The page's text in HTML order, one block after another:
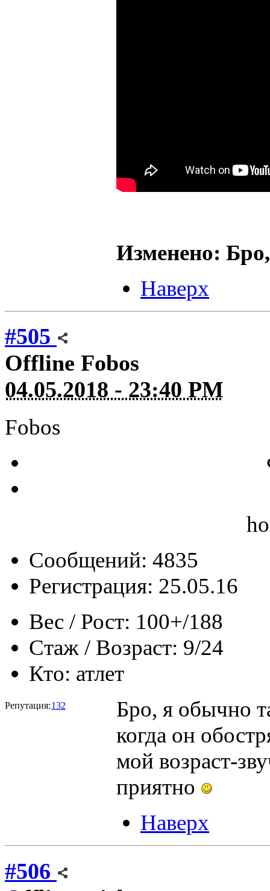
Изменено:
Наверх
#505
Offline Fobos
04.05.2018 - 23:40 PM
Fobos
Сообщений: 4835
Регистрация: 25.05.16
Вес / Рост: 100+/188
Стаж / Возраст: 9/24
Кто: атлет
Репутация:132
Бро, я обычно
когда он
мой возраст-
приятно
Наверх
#506